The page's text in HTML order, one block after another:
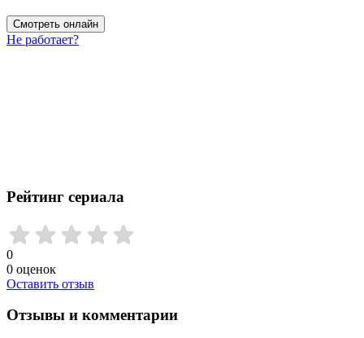
Смотреть онлайн
Не работает?
Рейтинг сериала
0
0 оценок
Оставить отзыв
Отзывы и комментарии